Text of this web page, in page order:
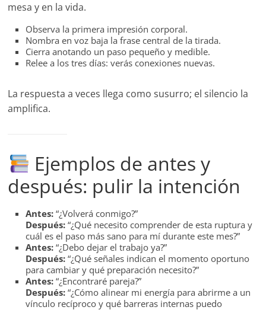
mesa y en la vida.
Observa la primera impresión corporal.
Nombra en voz baja la frase central de la tirada.
Cierra anotando un paso pequeño y medible.
Relee a los tres días: verás conexiones nuevas.
La respuesta a veces llega como susurro; el silencio la
amplifica.
Ejemplos de antes y
después: pulir la intención
Antes: “¿Volverá conmigo?”
Después: “¿Qué necesito comprender de esta ruptura y
cuál es el paso más sano para mí durante este mes?”
Antes: “¿Debo dejar el trabajo ya?”
Después: “¿Qué señales indican el momento oportuno
para cambiar y qué preparación necesito?”
Antes: “¿Encontraré pareja?”
Después: “¿Cómo alinear mi energía para abrirme a un
vínculo recíproco y qué barreras internas puedo